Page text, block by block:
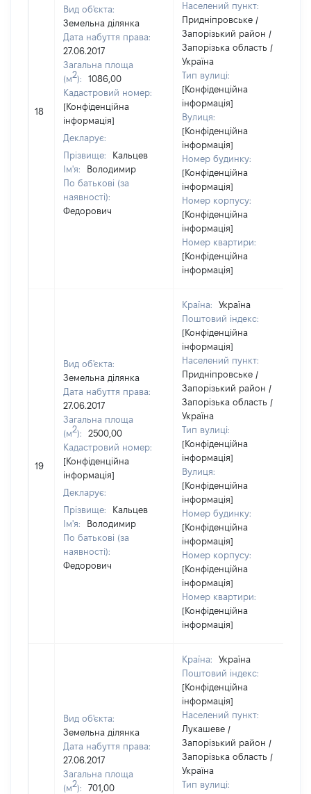
18
Вид об'єкта:
Земельна ділянка
Дата набуття права:
27.06.2017
Загальна площа
(м2):
1086,00
Кадастровий номер:
[Конфіденційна
інформація]
Декларує:
Прізвище:
Кальцев
Ім'я:
Володимир
По батькові (за
наявності):
Федорович
Населений пункт:
Придніпровське /
Запорізький район /
Запорізька область /
Україна
Тип вулиці:
[Конфіденційна
інформація]
Вулиця:
[Конфіденційна
інформація]
Номер будинку:
[Конфіденційна
інформація]
Номер корпусу:
[Конфіденційна
інформація]
Номер квартири:
[Конфіденційна
інформація]
19
Вид об'єкта:
Земельна ділянка
Дата набуття права:
27.06.2017
Загальна площа
(м2):
2500,00
Кадастровий номер:
[Конфіденційна
інформація]
Декларує:
Прізвище:
Кальцев
Ім'я:
Володимир
По батькові (за
наявності):
Федорович
Країна:
Україна
Поштовий індекс:
[Конфіденційна
інформація]
Населений пункт:
Придніпровське /
Запорізький район /
Запорізька область /
Україна
Тип вулиці:
[Конфіденційна
інформація]
Вулиця:
[Конфіденційна
інформація]
Номер будинку:
[Конфіденційна
інформація]
Номер корпусу:
[Конфіденційна
інформація]
Номер квартири:
[Конфіденційна
інформація]
Вид об'єкта:
Земельна ділянка
Дата набуття права:
27.06.2017
Загальна площа
(м2):
701,00
Країна:
Україна
Поштовий індекс:
[Конфіденційна
інформація]
Населений пункт:
Лукашеве /
Запорізький район /
Запорізька область /
Україна
Тип вулиці: